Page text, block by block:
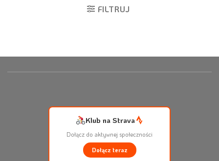
FILTRUJ
Klub na Strava
Dołącz do aktywnej społeczności
Dołącz teraz